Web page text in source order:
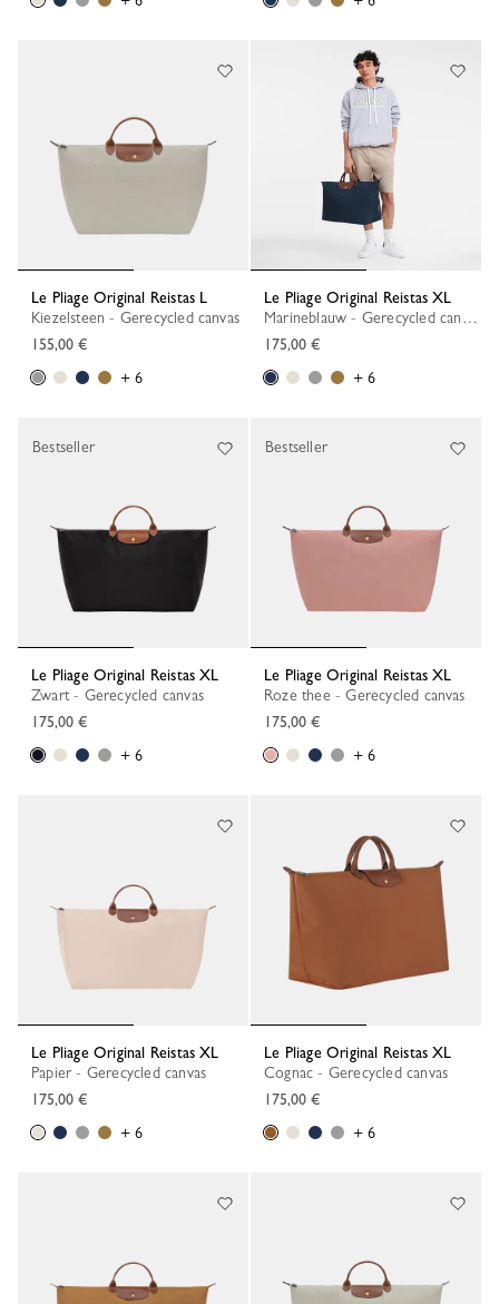
Le Pliage Original Reistas L
Kiezelsteen - Gerecycled canvas
155,00 €
+ 6
Le Pliage Original Reistas XL
Marineblauw - Gerecycled canvas
175,00 €
+ 6
Le Pliage Original Reistas XL
Zwart - Gerecycled canvas
175,00 €
+ 6
Bestseller
Le Pliage Original Reistas XL
Roze thee - Gerecycled canvas
175,00 €
+ 6
Bestseller
Le Pliage Original Reistas XL
Papier - Gerecycled canvas
175,00 €
+ 6
Le Pliage Original Reistas XL
Cognac - Gerecycled canvas
175,00 €
+ 6